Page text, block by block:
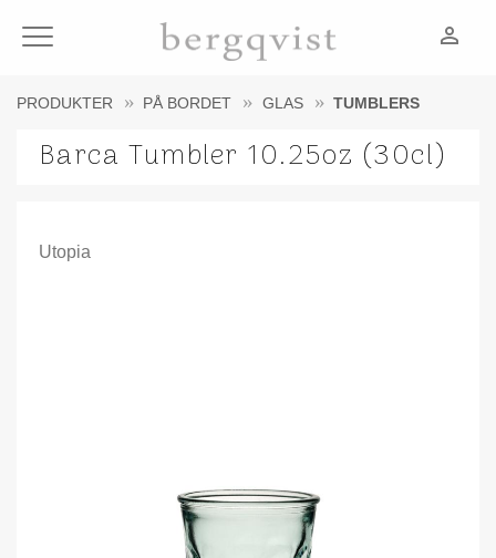
Meny person_outline
PRODUKTER PÅ BORDET GLAS TUMBLERS
Barca Tumbler 10.25oz (30cl)
Utopia